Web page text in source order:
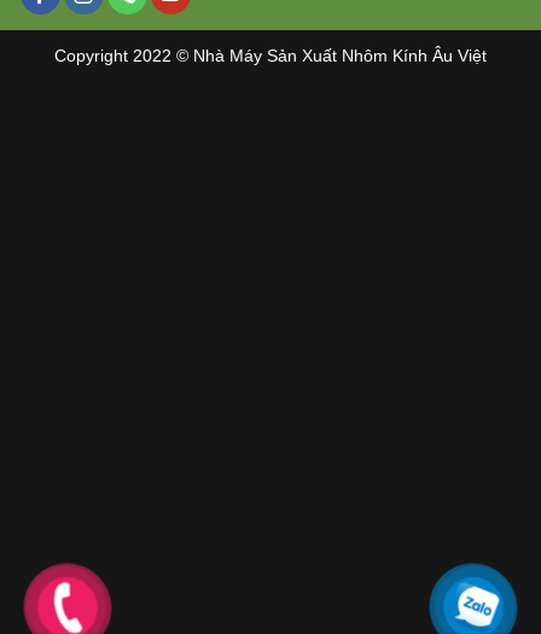
Copyright 2022 © Nhà Máy Sản Xuất Nhôm Kính Âu Việt